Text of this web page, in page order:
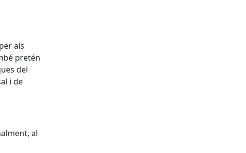
als
pretén
del
i de
al